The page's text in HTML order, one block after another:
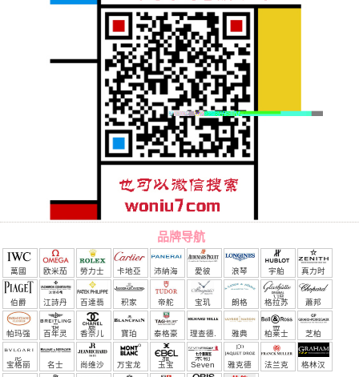
品牌导航
萬國 欧米茄 勞力士 卡地亞 沛納海 愛彼 浪琴 宇舶
（恒
宝）
真力时
伯爵 江詩丹
頓
百達翡
麗
积家 帝舵 宝玑 朗格 格拉苏
蒂
蕭邦
帕玛强
尼
百年灵 香奈儿 寶珀 泰格豪
雅
理查德.
米勒
雅典 柏莱士 芝柏
宝格丽 名士 尚维沙 万宝龙 玉宝 Seven 雅克德 法兰克 格林汉